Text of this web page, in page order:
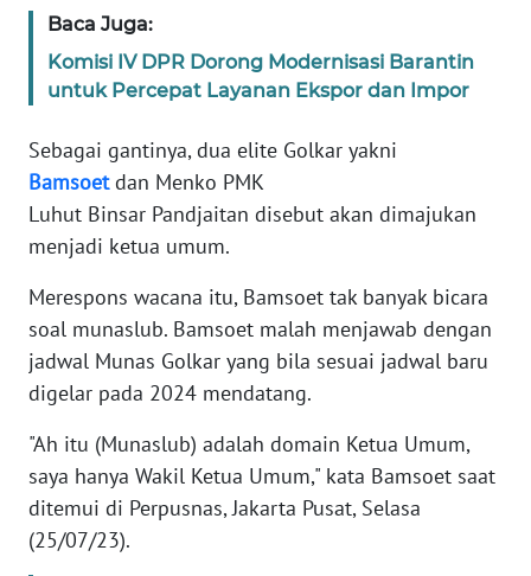
Baca Juga:
Komisi IV DPR Dorong Modernisasi Barantin
untuk Percepat Layanan Ekspor dan Impor
Sebagai gantinya, dua elite Golkar yakni
Bamsoetdan Menko PMK
Luhut Binsar Pandjaitan disebut akan dimajukan
menjadi ketua umum.
Merespons wacana itu, Bamsoet tak banyak bicara
soal munaslub. Bamsoet malah menjawab dengan
jadwal Munas Golkar yang bila sesuai jadwal baru
digelar pada 2024 mendatang.
"Ah itu (Munaslub) adalah domain Ketua Umum,
saya hanya Wakil Ketua Umum," kata Bamsoet saat
ditemui di Perpusnas, Jakarta Pusat, Selasa
(25/07/23).
INFO
IKLAN
KAMI
PEDOMAN
MEDIA
SIBER
REDAKSI
KARIR
DISCLAIMER
Wahana
News
Regional